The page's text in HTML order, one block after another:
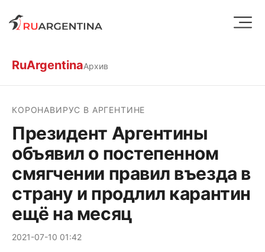
RuArgentinaАрхив
КОРОНАВИРУС В АРГЕНТИНЕ
Президент Аргентины
объявил о постепенном
смягчении правил въезда в
страну и продлил карантин
ещё на месяц
2021-07-10 01:42